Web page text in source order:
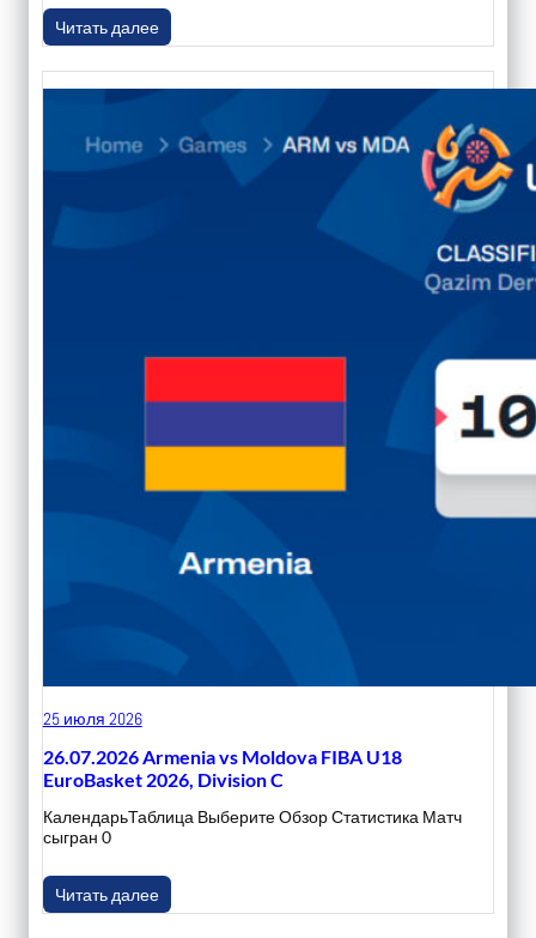
Читать далее
25 июля 2026
26.07.2026 Armenia vs Moldova FIBA U18
EuroBasket 2026, Division C
КалендарьТаблица Выберите Обзор Статистика Матч
сыгран 0
Читать далее